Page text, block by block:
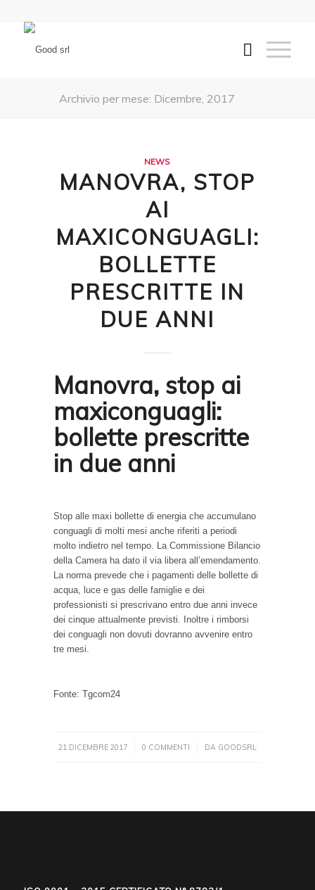
Archivio per mese: Dicembre, 2017
NEWS
MANOVRA, STOP
AI
MAXICONGUAGLI:
BOLLETTE
PRESCRITTE IN
DUE ANNI
Manovra, stop ai
maxiconguagli:
bollette prescritte
in due anni
Stop alle maxi bollette di energia che accumulano
conguagli di molti mesi anche riferiti a periodi
molto indietro nel tempo. La Commissione Bilancio
della Camera ha dato il via libera all’emendamento.
La norma prevede che i pagamenti delle bollette di
acqua, luce e gas delle famiglie e dei
professionisti si prescrivano entro due anni invece
dei cinque attualmente previsti. Inoltre i rimborsi
dei conguagli non dovuti dovranno avvenire entro
tre mesi.
Fonte: Tgcom24
21 DICEMBRE 2017
/ 0 COMMENTI
/ DA GOODSRL